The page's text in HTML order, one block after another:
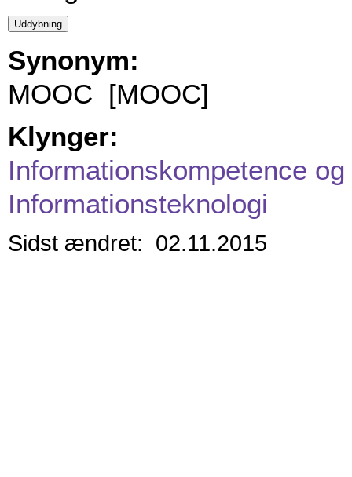
Synonym:
MOOC [MOOC]
Klynger:
Informationskompetence
Informationsteknologi
Sidst ændret: 02.11.2015